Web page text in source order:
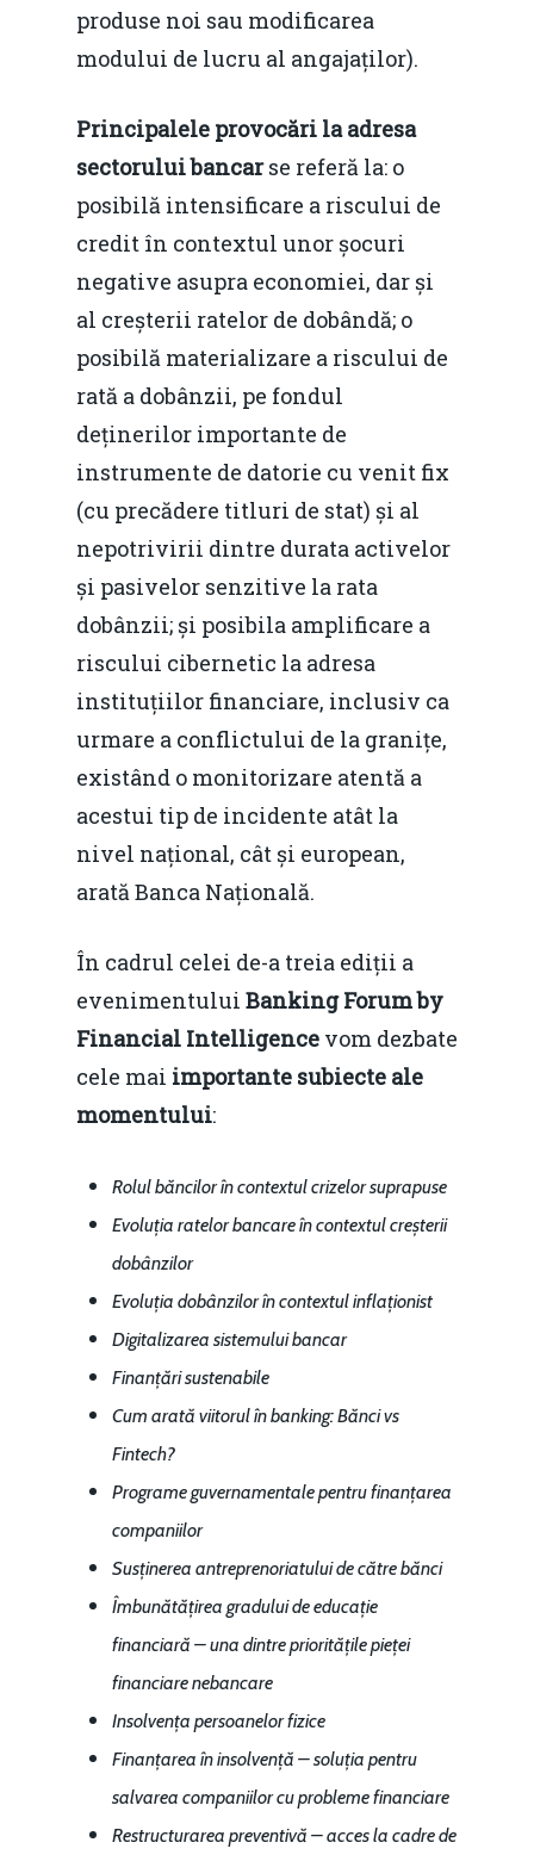
produse noi sau modificarea
modului de lucru al angajaților).
Principalele provocări la adresa
sectorului bancarse referă la: o
posibilă intensificare a riscului de
credit în contextul unor șocuri
negative asupra economiei, dar și
al creșterii ratelor de dobândă; o
posibilă materializare a riscului de
rată a dobânzii, pe fondul
deținerilor importante de
instrumente de datorie cu venit fix
(cu precădere titluri de stat) și al
nepotrivirii dintre durata activelor
și pasivelor senzitive la rata
dobânzii; și posibila amplificare a
riscului cibernetic la adresa
instituțiilor financiare, inclusiv ca
urmare a conflictului de la granițe,
existând o monitorizare atentă a
acestui tip de incidente atât la
nivel național, cât și european,
arată Banca Națională.
În cadrul celei de-a treia ediții a
evenimentului Banking Forum by
Financial Intelligence vom dezbate
cele mai importante subiecte ale
momentului:
Rolul băncilor în contextul crizelor suprapuse
Evoluția ratelor bancare în contextul creșterii
dobânzilor
Evoluția dobânzilor în contextul inflaționist
Digitalizarea sistemului bancar
Finanțări sustenabile
Cum arată viitorul în banking: Bănci vs
Fintech?
Programe guvernamentale pentru finanțarea
companiilor
Susținerea antreprenoriatului de către bănci
Îmbunătățirea gradului de educație
financiară – una dintre prioritățile pieței
financiare nebancare
Insolvența persoanelor fizice
Finanțarea în insolvență – soluția pentru
salvarea companiilor cu probleme financiare
Restructurarea preventivă – acces la cadre de